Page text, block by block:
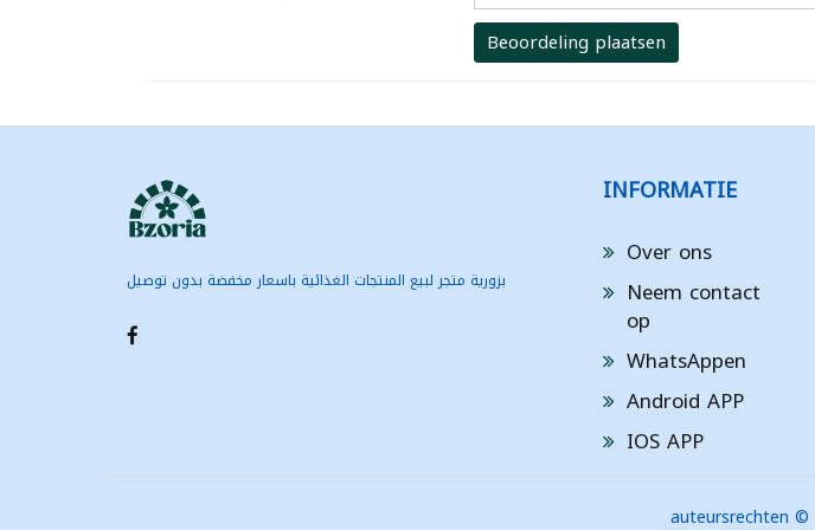
Beoordeling plaatsen
بزورية متجر لبيع المنتجات الغذائية باسعار مخفضة بدون توصيل
INFORMATIE
Over ons
Neem contact
op
WhatsAppen
Android APP
IOS APP
auteursrechten ©